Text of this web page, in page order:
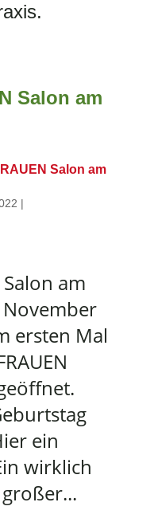
Salon am
|
Salon am
ersten Mal
ein
wirklich